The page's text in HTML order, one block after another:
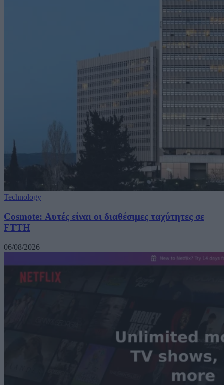
Technology
Cosmote: Αυτές είναι οι διαθέσιμες ταχύτητες σε
FTTH
06/08/2026